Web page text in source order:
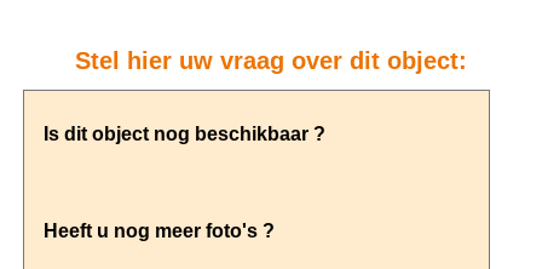
Stel hier uw vraag over dit object: